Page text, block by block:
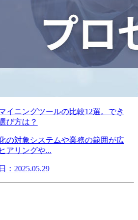
イニングツールの比較12選。でき
び方は？
の対象システムや業務の範囲が広
アリングや...
：2025.05.29